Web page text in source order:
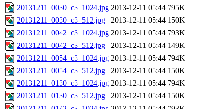
20131211_0030_c3_1024.jpg 2013-12-11 05:44 795K
20131211_0030_c3_512.jpg
2013-12-11 05:44 150K
20131211_0042_c3_1024.jpg 2013-12-11 05:44 793K
20131211_0042_c3_512.jpg
2013-12-11 05:44 149K
20131211_0054_c3_1024.jpg 2013-12-11 05:44 794K
20131211_0054_c3_512.jpg
2013-12-11 05:44 150K
20131211_0130_c3_1024.jpg 2013-12-11 05:44 794K
20131211_0130_c3_512.jpg
2013-12-11 05:44 150K